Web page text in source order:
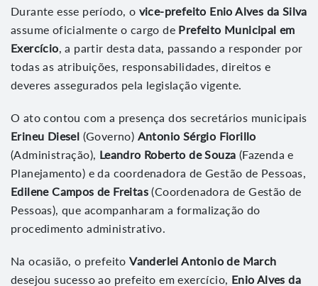
Durante esse período, o vice-prefeito Enio Alves da Silva
assume oficialmente o cargo de Prefeito Municipal em
Exercício, a partir desta data, passando a responder por
todas as atribuições, responsabilidades, direitos e
deveres assegurados pela legislação vigente.
O ato contou com a presença dos secretários municipais
Erineu Diesel (Governo) Antonio Sérgio Fiorillo
(Administração), Leandro Roberto de Souza (Fazenda e
Planejamento) e da coordenadora de Gestão de Pessoas,
Edilene Campos de Freitas(Coordenadora de Gestão de
Pessoas), que acompanharam a formalização do
procedimento administrativo.
Na ocasião, o prefeitoVanderlei Antonio de March
desejou sucesso ao prefeito em exercício, Enio Alves da